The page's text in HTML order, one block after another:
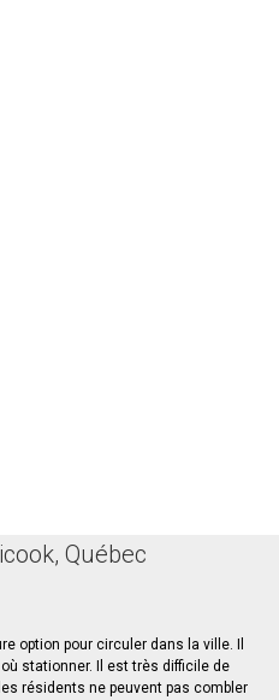
Québec
option pour circuler dans la ville. Il
stationner. Il est très difficile de
résidents ne peuvent pas combler